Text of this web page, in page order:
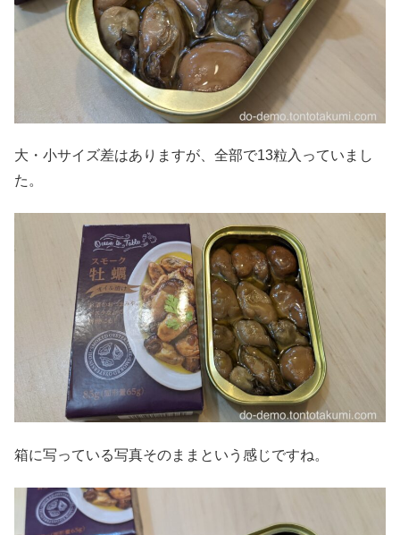
大・小サイズ差はありますが、全部で13粒入っていまし
た。
箱に写っている写真そのままという感じですね。